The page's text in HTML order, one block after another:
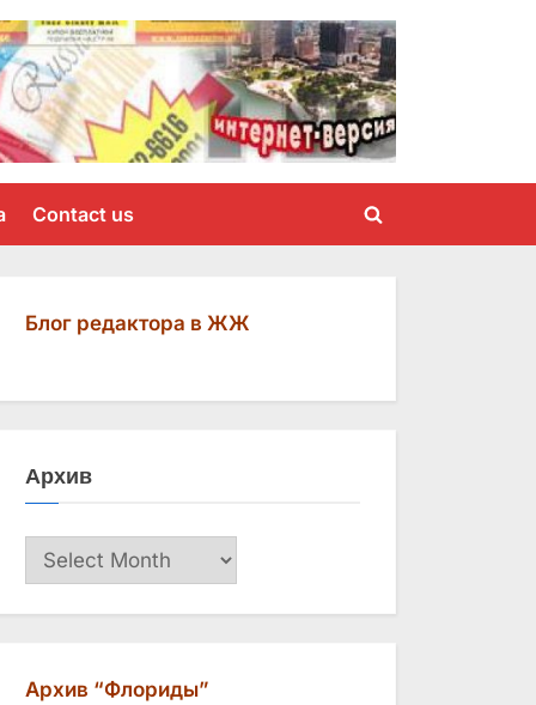
Contact us
Toggle
Блог редактора в ЖЖ
Архив
Архив
Архив “Флориды”